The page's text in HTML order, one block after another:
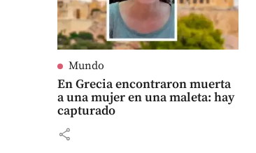
Mundo
En Grecia encontraron muerta
a una mujer en una maleta: hay
capturado
share